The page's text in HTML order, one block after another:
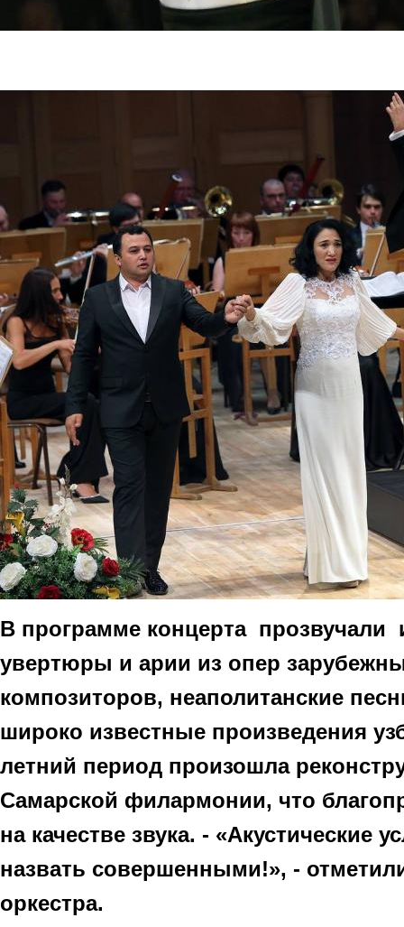
В программе концерта прозвучали
увертюры и арии из опер
композиторов, неаполитанские
широко известные произведения
летний период произошла
Самарской филармонии, что
на качестве звука. - «Акустические
назвать совершенными!», -
оркестра.